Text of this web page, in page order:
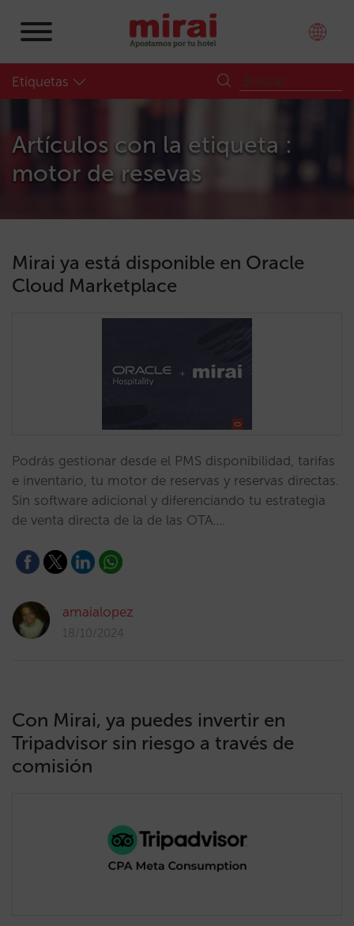
Etiquetas
Artículos con la etiqueta :
motor de resevas
Mirai ya está disponible en Oracle
Cloud Marketplace
Podrás gestionar desde el PMS disponibilidad, tarifas
e inventario, tu motor de reservas y reservas directas.
Sin software adicional y diferenciando tu estrategia
de venta directa de la de las OTA.…
amaialopez
18/10/2024
Con Mirai, ya puedes invertir en
Tripadvisor sin riesgo a través de
comisión